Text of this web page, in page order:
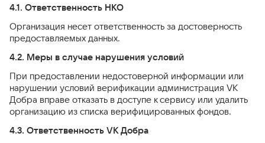
4.1. Ответственность НКО
Организация несет ответственность за достоверность
предоставляемых данных.
4.2. Меры в случае нарушения условий
При предоставлении недостоверной информации или
нарушении условий верификации администрация VK
Добра вправе отказать в доступе к сервису или удалить
организацию из списка верифицированных фондов.
4.3. Ответственность VK Добра